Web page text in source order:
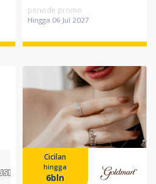
periode promo
Hingga 06 Jul 2027
Cicilan
hingga
6bln